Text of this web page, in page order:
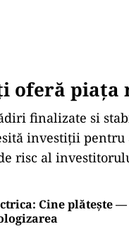
oferă piața
finalizate si
investiții
risc al
Cine plătește